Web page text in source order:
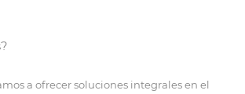
a ofrecer soluciones integrales en el